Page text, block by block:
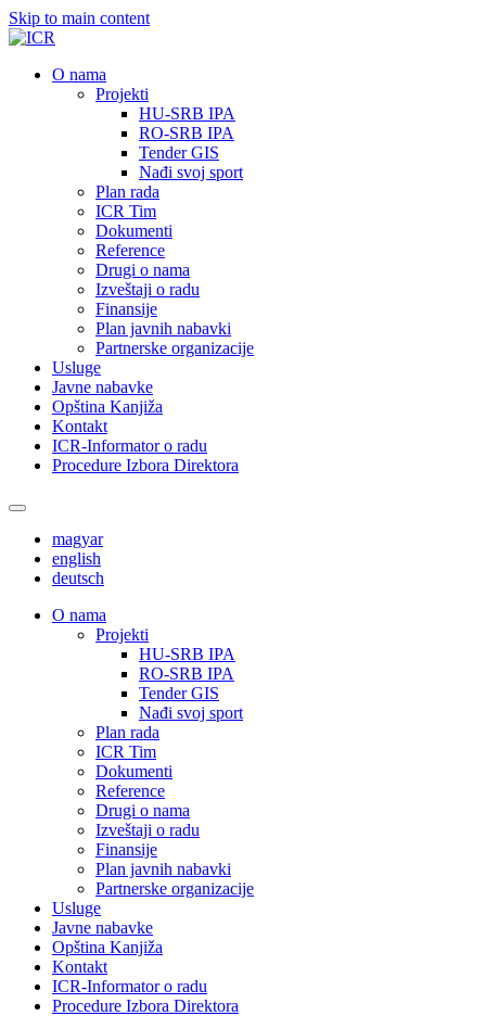
Skip to main content
О nama
Projekti
HU-SRB IPA
RO-SRB IPA
Tender GIS
Nađi svoj sport
Plan rada
ICR Tim
Dokumenti
Reference
Drugi o nama
Izveštaji o radu
Finansije
Plan javnih nabavki
Partnerske organizacije
Usluge
Javne nabavke
Opština Kanjiža
Kontakt
ICR-Informator o radu
Procedure Izbora Direktora
magyar
english
deutsch
О nama
Projekti
HU-SRB IPA
RO-SRB IPA
Tender GIS
Nađi svoj sport
Plan rada
ICR Tim
Dokumenti
Reference
Drugi o nama
Izveštaji o radu
Finansije
Plan javnih nabavki
Partnerske organizacije
Usluge
Javne nabavke
Opština Kanjiža
Kontakt
ICR-Informator o radu
Procedure Izbora Direktora